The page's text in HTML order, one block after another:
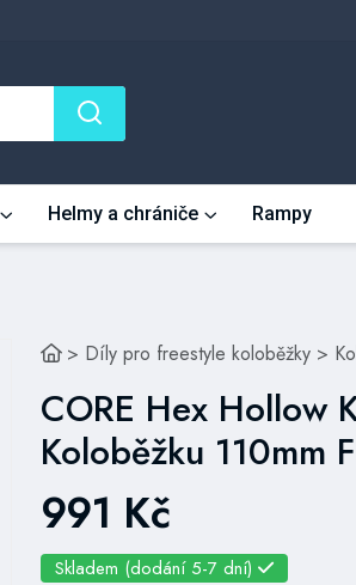
Helmy a chrániče Rampy
> Díly pro freestyle koloběžky >
CORE Hex Hollow
Koloběžku 110mm
991 Kč
Skladem (dodání 5-7 dní)